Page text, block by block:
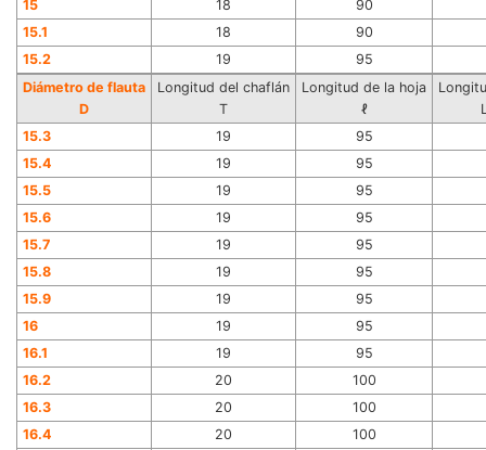
15
18
90
15.1
18
90
15.2
19
95
Diámetro de flauta
D
Longitud del chaflán
T
Longitud de la hoja
ℓ
15.3
19
95
15.4
19
95
15.5
19
95
15.6
19
95
15.7
19
95
15.8
19
95
15.9
19
95
16
19
95
16.1
19
95
16.2
20
100
16.3
20
100
16.4
20
100